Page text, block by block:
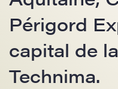
Périgord
capital de
Technima.